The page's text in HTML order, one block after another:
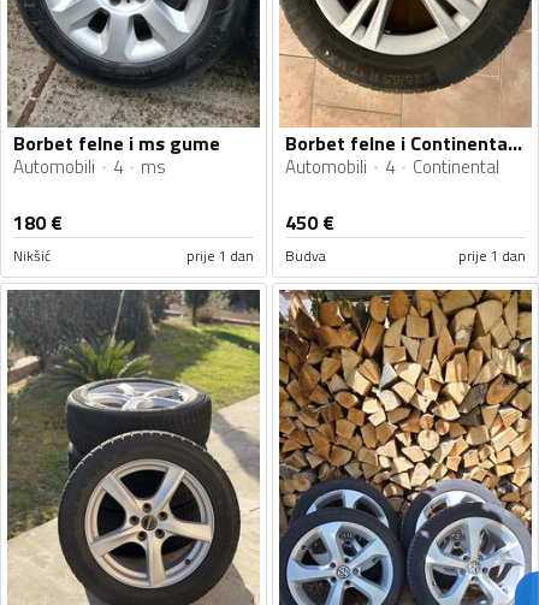
Borbet felne i ms gume
Automobili 4 ms
180€
Nikšić prije 1 dan
Borbet felne i Continental gume
Automobili 4 Continental
450€
Budva prije 1 dan